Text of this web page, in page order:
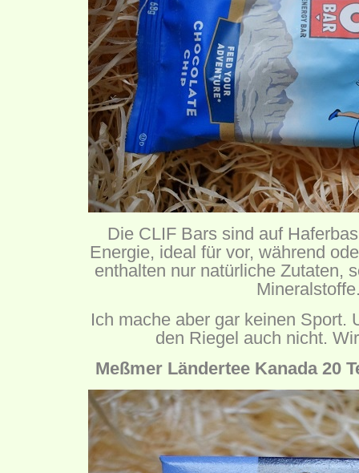
Die CLIF Bars sind auf
Energie, ideal für vor, während
enthalten nur natürliche Zutaten,
Ich mache aber gar keinen Sport.
den Riegel auch nicht.
Meßmer Ländertee Kanada 20